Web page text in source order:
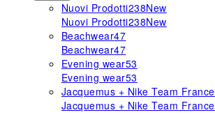
Nuovi Prodotti238New
Nuovi Prodotti238New
Beachwear47
Beachwear47
Evening wear53
Evening wear53
Jacquemus + Nike Team France
Jacquemus + Nike Team France